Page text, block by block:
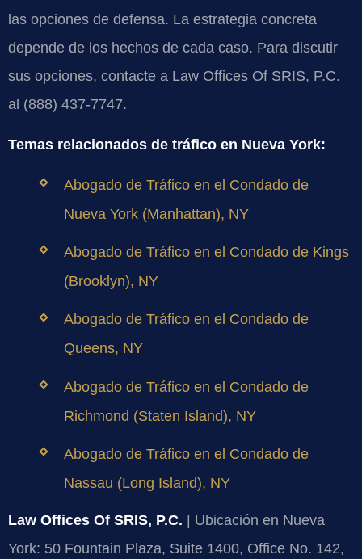
las opciones de defensa. La estrategia concreta
depende de los hechos de cada caso. Para discutir
sus opciones, contacte a Law Offices Of SRIS, P.C.
al (888) 437-7747.
Temas relacionados de tráfico en Nueva York:
Abogado de Tráfico en el Condado de
Nueva York (Manhattan), NY
Abogado de Tráfico en el Condado de Kings
(Brooklyn), NY
Abogado de Tráfico en el Condado de
Queens, NY
Abogado de Tráfico en el Condado de
Richmond (Staten Island), NY
Abogado de Tráfico en el Condado de
Nassau (Long Island), NY
Law Offices Of SRIS, P.C. | Ubicación en Nueva
York: 50 Fountain Plaza, Suite 1400, Office No. 142,